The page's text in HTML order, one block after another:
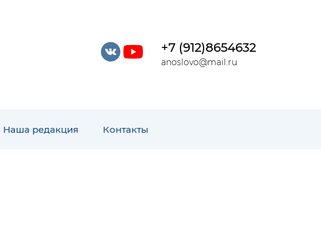
+7 (912)8654632
anoslovo@mail.ru
Наша редакция Контакты